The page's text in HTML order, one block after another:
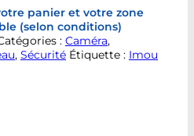
panier et votre zone
(selon conditions)
: Caméra,
, Sécurité Étiquette : Imou